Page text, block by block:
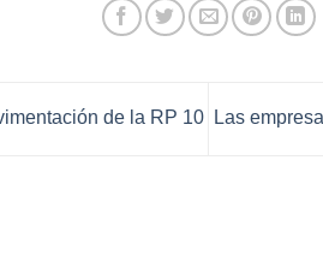
de la RP 10 Las